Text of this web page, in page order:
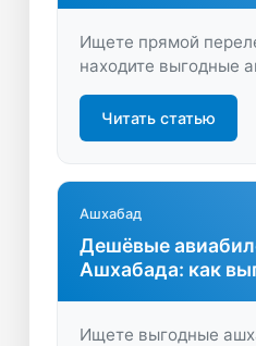
Ищете прямой
находите выгодные
Алматы без
низкие цены и
бронируйте легко и
Читать статью
Ашхабад
Дешёвые
Ашхабада: как
Ищете выгодные